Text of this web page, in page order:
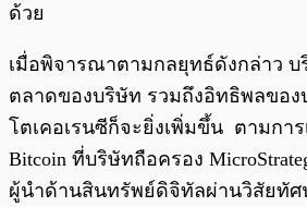
ด้วย
เมื่อพิจารณาตามกลยุทธ์ดังกล่าว
ตลาดของบริษัท รวมถึงอิทธิพลขอ
โตเคอเรนซีก็จะยิ่งเพิ่มขึ้น ตามกา
Bitcoin ที่บริษัทถือครอง
ผู้นำด้านสินทรัพย์ดิจิทัลผ่านวิสัยทัศ